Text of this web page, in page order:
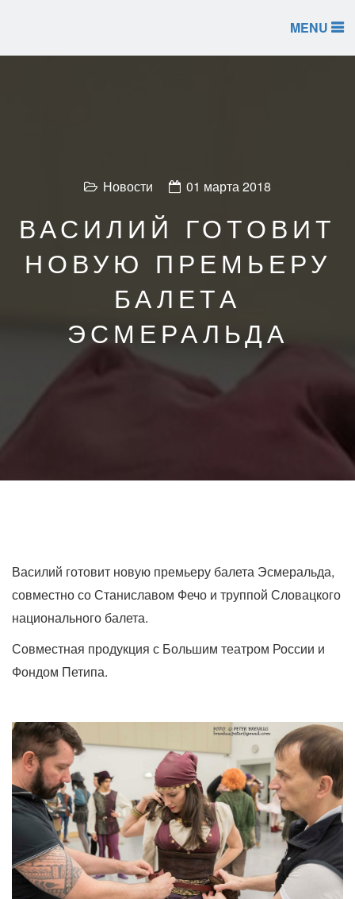
MENU
Новости 01 марта 2018
ВАСИЛИЙ ГОТОВИТ
НОВУЮ ПРЕМЬЕРУ
БАЛЕТА
ЭСМЕРАЛЬДА
Василий готовит новую премьеру балета Эсмеральда,
совместно со Станиславом Фечо и труппой Словацкого
национального балета.
Совместная продукция с Большим театром России и
Фондом Петипа.